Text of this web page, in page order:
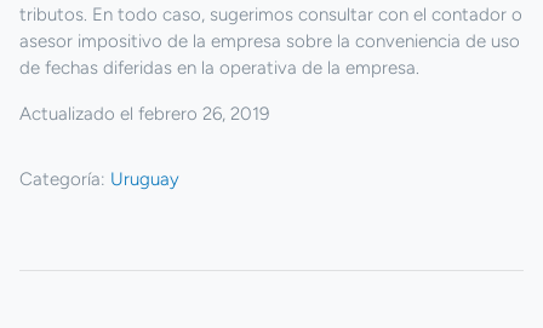
tributos. En todo caso, sugerimos consultar con el contador o
asesor impositivo de la empresa sobre la conveniencia de uso
de fechas diferidas en la operativa de la empresa.
Actualizado el febrero 26, 2019
Categoría: Uruguay